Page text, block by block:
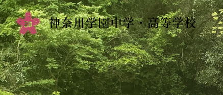
Top
新着情報